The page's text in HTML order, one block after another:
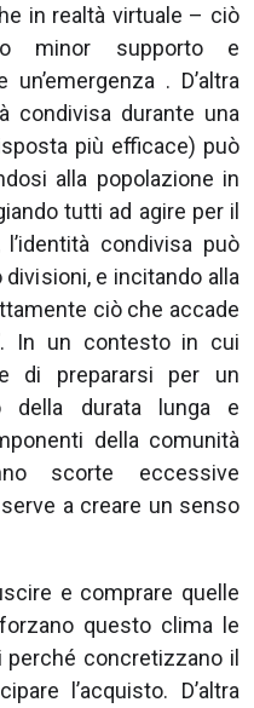
in realtà virtuale – ciò
minor supporto e
. D’altra
condivisa durante una
più efficace) può
alla popolazione in
tutti ad agire per il
condivisa può
e incitando alla
ciò che accade
In un contesto in cui
di prepararsi per un
della durata lunga e
della comunità
scorte eccessive
a creare un senso
e comprare quelle
questo clima le
concretizzano il
l’acquisto. D’altra